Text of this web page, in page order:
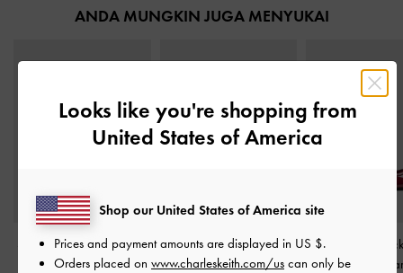
ANDA MUNGKIN JUGA MENYUKAI
Sepatu Slingback Pumps
Block-Heel Patent Bow
Sepatu Flats Pointed-Toe
Slingback Luciana Patent
Sepatu
Embellished
Looks like you're shopping from
United States of America
Shop our United States of America site
Prices and payment amounts are displayed in US $.
Orders placed on www.charleskeith.com/us can only be